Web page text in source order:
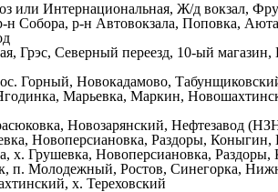
Интернациональная, Ж/д вокзал,
н Собора, р-н Автовокзала, Поповка,
Грэс, Северный переезд, 10-ый
Горный, Новокадамово,
Марьевка, Маркин,
Новозарянский, Нефтезавод
Новоперсиановка, Раздоры,
Грушевка, Новоперсиановка,
п. Молодежный, Ростов, Синегорка,
х. Тереховский